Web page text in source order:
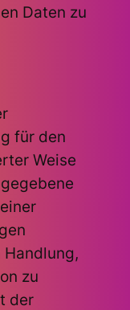
Daten zu
für den
Weise
zu
der